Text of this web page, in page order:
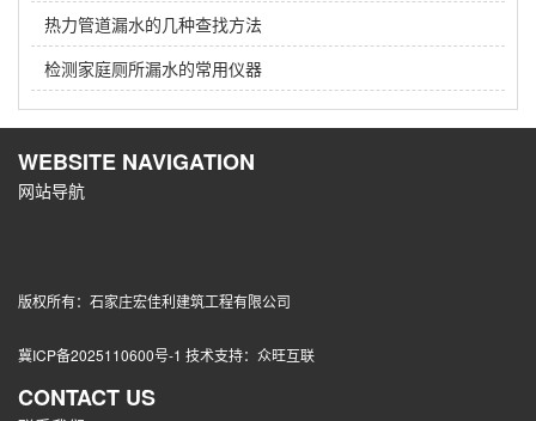
热力管道漏水的几种查找方法
检测家庭厕所漏水的常用仪器
WEBSITE NAVIGATION
网站导航
版权所有：石家庄宏佳利建筑工程有限公司
冀ICP备2025110600号-1 技术支持： 众旺互联
CONTACT US